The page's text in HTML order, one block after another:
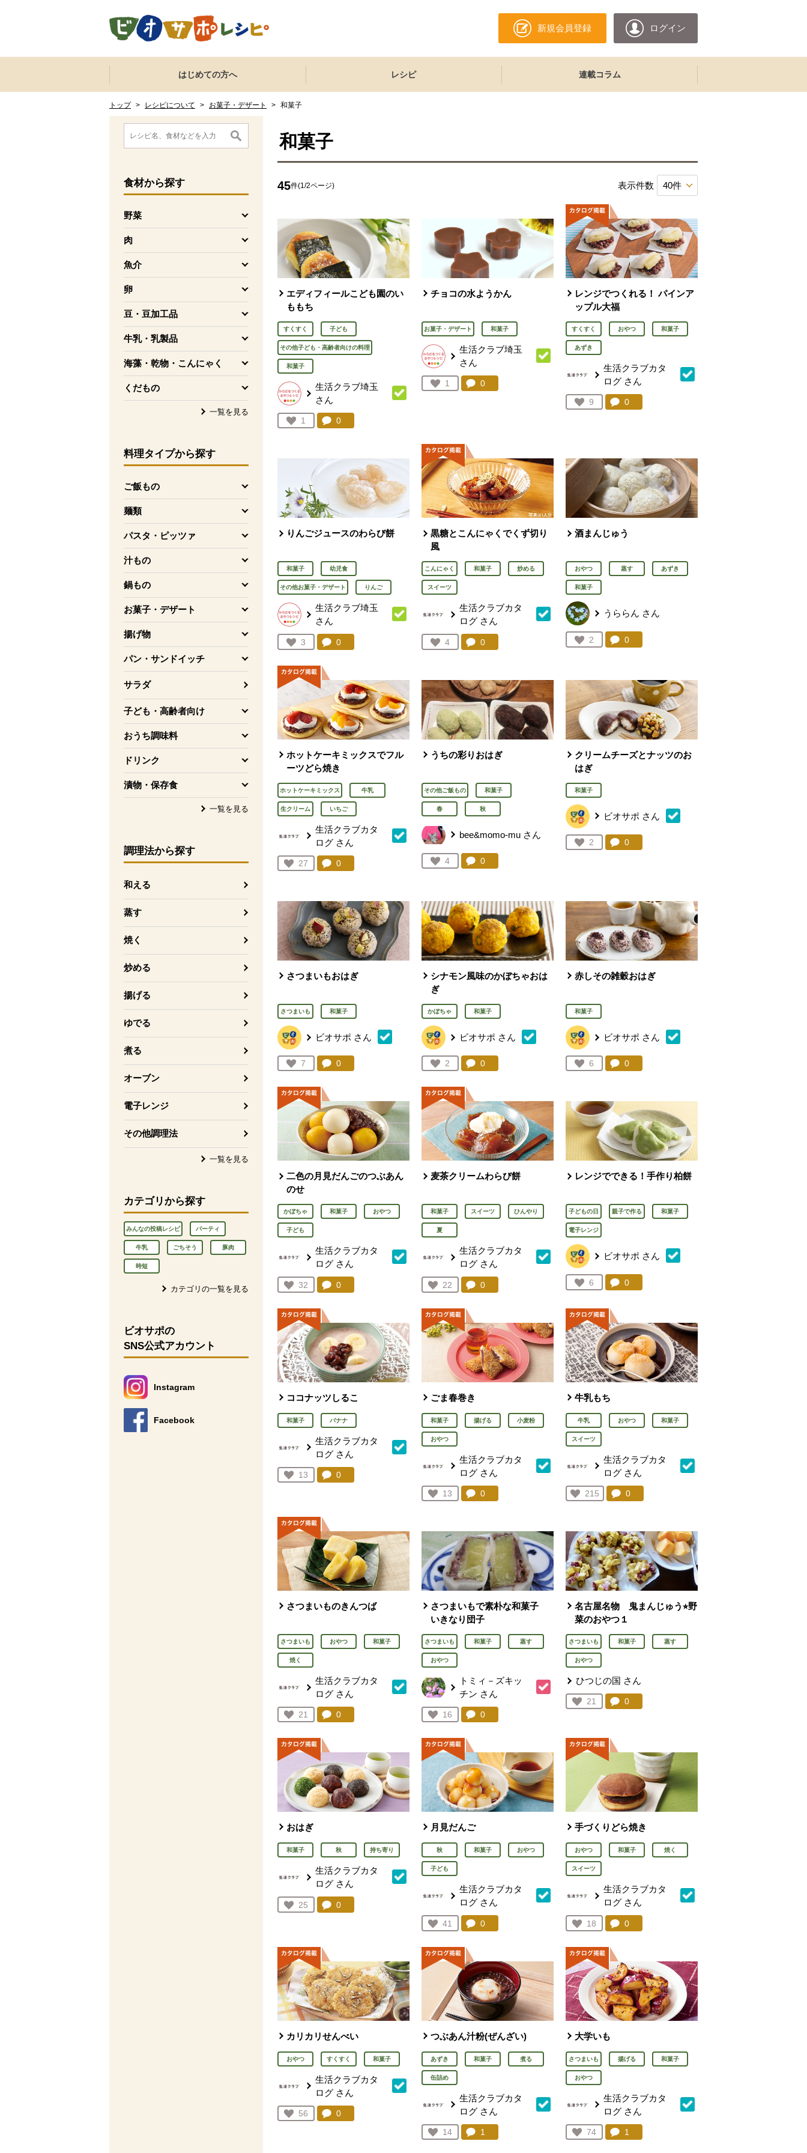
新規会員登録 ログイン
ここからサイト内共通メニューです。
サイト内共通メニューをスキップする
はじめての方へ レシピ 連載コラム
トップ > レシピについて > お菓子・デザート > 和菓子
ここから消費材検索メニューです。
食材から探す
野菜
を開く
肉
を開く
魚介
を開く
卵
を開く
豆・豆加工品
を開く
牛乳・乳製品
を開く
海藻・乾物・こんにゃく
を開く
くだもの
を開く
一覧を見る
料理タイプから探す
ご飯もの
を開く
麺類
を開く
パスタ・ピッツァ
を開く
汁もの
を開く
鍋もの
を開く
お菓子・デザート
を開く
揚げ物
を開く
パン・サンドイッチ
を開く
サラダ
子ども・高齢者向け
を開く
おうち調味料
を開く
ドリンク
を開く
漬物・保存食
を開く
一覧を見る
調理法から探す
和える
蒸す
焼く
炒める
揚げる
ゆでる
煮る
オーブン
電子レンジ
その他調理法
一覧を見る
カテゴリから探す
みんなの投稿レシピ パーティ
牛乳 ごちそう 豚肉
時短
カテゴリの一覧を見る
消費材検索メニューここまで。
ここから本文です。
ビオサポの
SNS公式アカウント
Instagram
別のウィンドウで開きます。
Facebook
別のウィンドウで開きます。
和菓子
45件(1/2ページ) 表示件数
エディフィールこども園のい
ももち
すくすく 子ども
その他子ども・高齢者向けの料理
和菓子
生活クラブ埼玉
さん
お気に入り登録：
1
人が登録
コメント：
0
チョコの水ようかん
お菓子・デザート 和菓子
生活クラブ埼玉
さん
お気に入り登録：
1
人が登録
コメント：
0件。コメントを見る。
レンジでつくれる！ パインア
ップル大福
すくすく おやつ 和菓子
あずき
生活クラブカタ
ログ さん
お気に入り登録：
9
人が登録
コメント：
0件。コメントを見る。
りんごジュースのわらび餅
和菓子 幼児食
その他お菓子・デザート りんご
生活クラブ埼玉
さん
お気に入り登録：
3
人が登録
コメント：
0
黒糖とこんにゃくでくず切り
風
こんにゃく 和菓子 炒める
スイーツ
生活クラブカタ
ログ さん
お気に入り登録：
4
人が登録
コメント：
0件。コメントを見る。
酒まんじゅう
おやつ 蒸す あずき
和菓子
うららん さん
お気に入り登録：
2
人が登録
コメント：
0件。コメントを見る。
ホットケーキミックスでフル
ーツどら焼き
ホットケーキミックス 牛乳
生クリーム いちご
生活クラブカタ
ログ さん
お気に入り登録：
27
人が登録
コメント：
0
うちの彩りおはぎ
その他ご飯もの 和菓子
春 秋
bee&momo-mu さん
お気に入り登録：
4
人が登録
コメント：
0件。コメントを見る。
クリームチーズとナッツのお
はぎ
和菓子
ビオサポ さん
お気に入り登録：
2
人が登録
コメント：
0件。コメントを見る。
さつまいもおはぎ
さつまいも 和菓子
ビオサポ さん
お気に入り登録：
7
人が登録
コメント：
0
シナモン風味のかぼちゃおは
ぎ
かぼちゃ 和菓子
ビオサポ さん
お気に入り登録：
2
人が登録
コメント：
0件。コメントを見る。
赤しその雑穀おはぎ
和菓子
ビオサポ さん
お気に入り登録：
6
人が登録
コメント：
0件。コメントを見る。
二色の月見だんごのつぶあん
のせ
かぼちゃ 和菓子 おやつ
子ども
生活クラブカタ
ログ さん
お気に入り登録：
32
人が登録
コメント：
0
麦茶クリームわらび餅
和菓子 スイーツ ひんやり
夏
生活クラブカタ
ログ さん
お気に入り登録：
22
人が登録
コメント：
0件。コメントを見る。
レンジでできる！手作り柏餅
子どもの日 親子で作る 和菓子
電子レンジ
ビオサポ さん
お気に入り登録：
6
人が登録
コメント：
0件。コメントを見る。
ココナッツしるこ
和菓子 バナナ
生活クラブカタ
ログ さん
お気に入り登録：
13
人が登録
コメント：
0
ごま春巻き
和菓子 揚げる 小麦粉
おやつ
生活クラブカタ
ログ さん
お気に入り登録：
13
人が登録
コメント：
0件。コメントを見る。
牛乳もち
牛乳 おやつ 和菓子
スイーツ
生活クラブカタ
ログ さん
お気に入り登録：
215
人が登録
コメント：
0件。コメントを見る。
さつまいものきんつば
さつまいも おやつ 和菓子
焼く
生活クラブカタ
ログ さん
お気に入り登録：
21
人が登録
コメント：
0
さつまいもで素朴な和菓子
いきなり団子
さつまいも 和菓子 蒸す
おやつ
トミィ－ズキッ
チン さん
お気に入り登録：
16
人が登録
コメント：
0件。コメントを見る。
名古屋名物 鬼まんじゅう⭐︎野
菜のおやつ１
さつまいも 和菓子 蒸す
おやつ
ひつじの国 さん
お気に入り登録：
21
人が登録
コメント：
0件。コメントを見る。
おはぎ
和菓子 秋 持ち寄り
生活クラブカタ
ログ さん
お気に入り登録：
25
人が登録
コメント：
0
月見だんご
秋 和菓子 おやつ
子ども
生活クラブカタ
ログ さん
お気に入り登録：
41
人が登録
コメント：
0件。コメントを見る。
手づくりどら焼き
おやつ 和菓子 焼く
スイーツ
生活クラブカタ
ログ さん
お気に入り登録：
18
人が登録
コメント：
0件。コメントを見る。
カリカリせんべい
おやつ すくすく 和菓子
生活クラブカタ
ログ さん
お気に入り登録：
56
人が登録
コメント：
0
つぶあん汁粉(ぜんざい)
あずき 和菓子 煮る
缶詰め
生活クラブカタ
ログ さん
お気に入り登録：
14
人が登録
コメント：
1
大学いも
さつまいも 揚げる 和菓子
おやつ
生活クラブカタ
ログ さん
お気に入り登録：
74
人が登録
コメント：
1